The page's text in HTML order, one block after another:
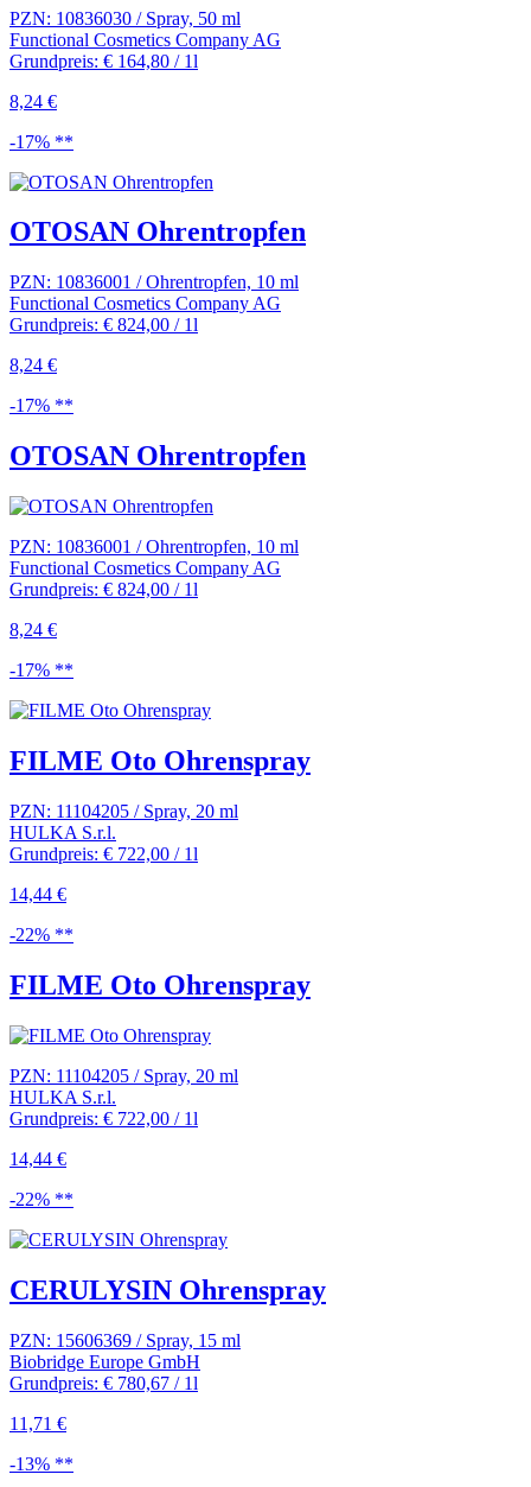
PZN: 10836030 / Spray, 50 ml
Functional Cosmetics Company AG
Grundpreis: € 164,80 / 1l
8,24 €
-17% **
OTOSAN Ohrentropfen
PZN: 10836001 / Ohrentropfen, 10 ml
Functional Cosmetics Company AG
Grundpreis: € 824,00 / 1l
8,24 €
-17% **
OTOSAN Ohrentropfen
PZN: 10836001 / Ohrentropfen, 10 ml
Functional Cosmetics Company AG
Grundpreis: € 824,00 / 1l
8,24 €
-17% **
FILME Oto Ohrenspray
PZN: 11104205 / Spray, 20 ml
HULKA S.r.l.
Grundpreis: € 722,00 / 1l
14,44 €
-22% **
FILME Oto Ohrenspray
PZN: 11104205 / Spray, 20 ml
HULKA S.r.l.
Grundpreis: € 722,00 / 1l
14,44 €
-22% **
CERULYSIN Ohrenspray
PZN: 15606369 / Spray, 15 ml
Biobridge Europe GmbH
Grundpreis: € 780,67 / 1l
11,71 €
-13% **